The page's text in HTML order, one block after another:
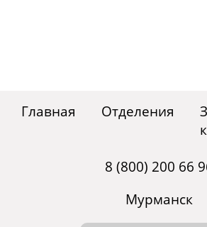
Главная Отделения
8 (800) 200 66
Мурманск